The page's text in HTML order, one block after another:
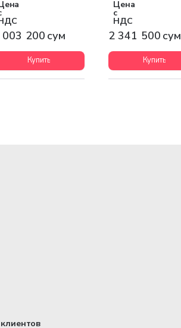
200 сум
Купить
Цена
с
НДС
2 341 500 сум
Купить